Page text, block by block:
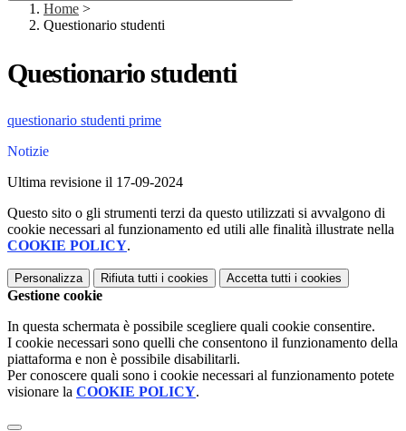
Home >
Questionario studenti
Questionario studenti
questionario studenti prime
Notizie
Ultima revisione il 17-09-2024
Questo sito o gli strumenti terzi da questo utilizzati si avvalgono di
cookie necessari al funzionamento ed utili alle finalità illustrate nella
COOKIE POLICY.
Personalizza Rifiuta tutti i cookies Accetta tutti i cookies
Gestione cookie
In questa schermata è possibile scegliere quali cookie consentire.
I cookie necessari sono quelli che consentono il funzionamento della
piattaforma e non è possibile disabilitarli.
Per conoscere quali sono i cookie necessari al funzionamento potete
visionare la COOKIE POLICY.